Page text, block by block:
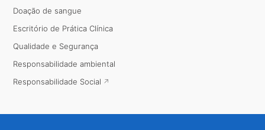
Doação de sangue
Escritório de Prática Clínica
Qualidade e Segurança
Responsabilidade ambiental
Responsabilidade Social